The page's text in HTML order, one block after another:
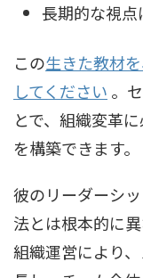
長期的な視
この生きた教材
してください 。
とで、組織変革
を構築できます。
彼のリーダーシ
法とは根本的に
組織運営により